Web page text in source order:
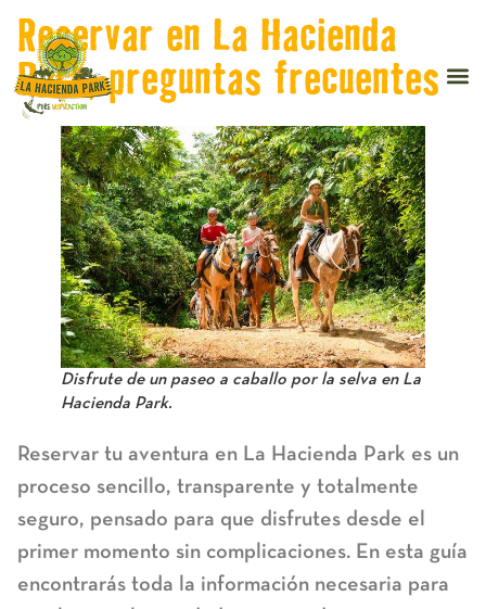
Reservar en La Hacienda
Park, preguntas frecuentes
Disfrute de un paseo a caballo por la selva en La
Hacienda Park.
Reservar tu aventura en La Hacienda Park es un
proceso sencillo, transparente y totalmente
seguro, pensado para que disfrutes desde el
primer momento sin complicaciones. En esta guía
encontrarás toda la información necesaria para